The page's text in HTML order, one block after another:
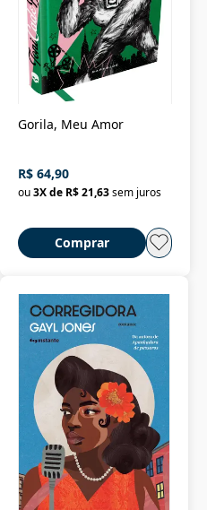
Gorila, Meu Amor
R$ 64,90
ou3X de R$ 21,63sem juros
Comprar